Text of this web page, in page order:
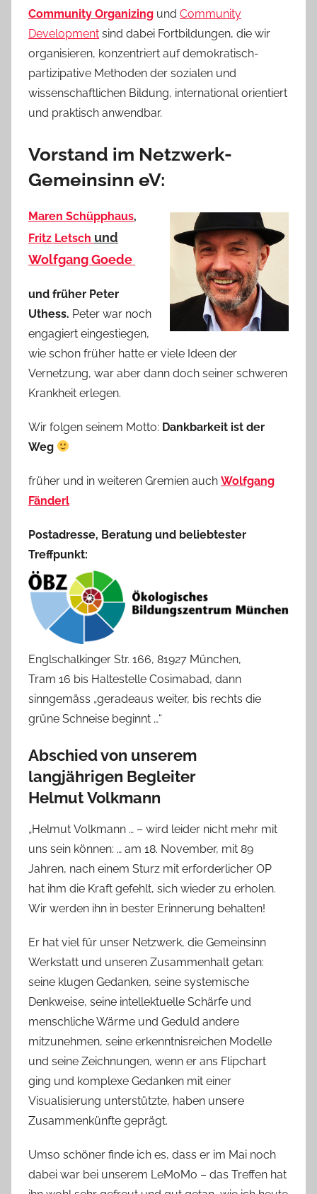
Community Organizing und Community
Development sind dabei Fortbildungen, die wir
organisieren, konzentriert auf demokratisch-
partizipative Methoden der sozialen und
wissenschaftlichen Bildung, international orientiert
und praktisch anwendbar.
Vorstand im Netzwerk-
Gemeinsinn eV:
Maren Schüpphaus,
Fritz Letsch und
Wolfgang Goede
und früher Peter
Uthess. Peter war noch
engagiert eingestiegen,
wie schon früher hatte er viele Ideen der
Vernetzung, war aber dann doch seiner schweren
Krankheit erlegen.
Wir folgen seinem Motto: Dankbarkeit ist der
Weg
früher und in weiteren Gremien auch Wolfgang
Fänderl
Postadresse, Beratung und beliebtester
Treffpunkt:
Englschalkinger Str. 166, 81927 München,
Tram 16 bis Haltestelle Cosimabad, dann
sinngemäss „geradeaus weiter, bis rechts die
grüne Schneise beginnt …“
Abschied von unserem
langjährigen Begleiter
HelmutVolkmann
„Helmut Volkmann … – wird leider nicht mehr mit
uns sein können: … am 18. November, mit 89
Jahren, nach einem Sturz mit erforderlicher OP
hat ihm die Kraft gefehlt, sich wieder zu erholen.
Wir werden ihn in bester Erinnerung behalten!
Er hat viel für unser Netzwerk, die Gemeinsinn
Werkstatt und unseren Zusammenhalt getan:
seine klugen Gedanken, seine systemische
Denkweise, seine intellektuelle Schärfe und
menschliche Wärme und Geduld andere
mitzunehmen, seine erkenntnisreichen Modelle
und seine Zeichnungen, wenn er ans Flipchart
ging und komplexe Gedanken mit einer
Visualisierung unterstützte, haben unsere
Zusammenkünfte geprägt.
Umso schöner finde ich es, dass er im Mai noch
dabei war bei unserem LeMoMo – das Treffen hat